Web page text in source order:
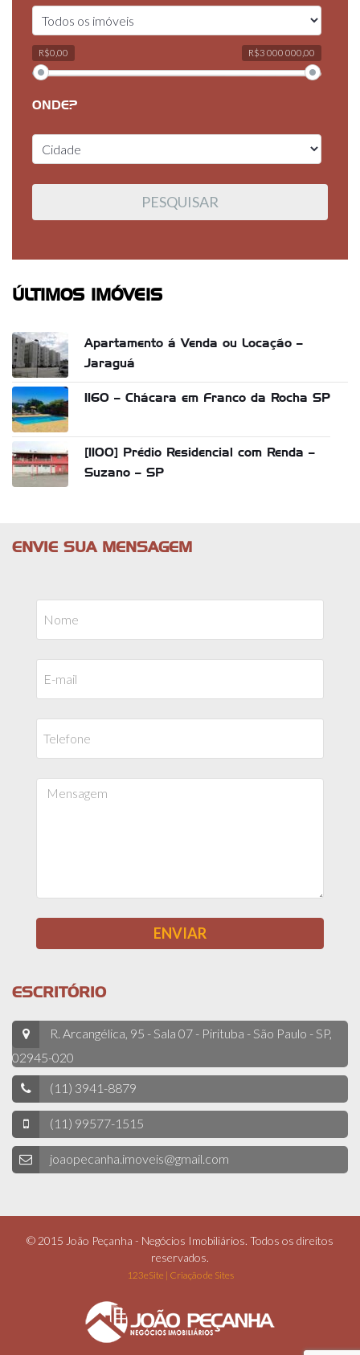
R$0,00 R$3 000 000,00
ONDE?
ÚLTIMOS IMÓVEIS
Apartamento á Venda ou Locação –
Jaraguá
1160 – Chácara em Franco da Rocha SP
[1100] Prédio Residencial com Renda –
Suzano – SP
ENVIE SUA MENSAGEM
ESCRITÓRIO
R. Arcangélica, 95 - Sala 07 - Pirituba - São Paulo - SP,
02945-020
(11) 3941-8879
(11) 99577-1515
joaopecanha.imoveis@gmail.com
© 2015 João Peçanha - Negócios Imobiliários. Todos os direitos
reservados.
123eSite | Criação de Sites